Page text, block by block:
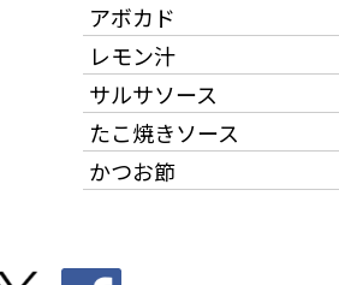
アボカド
レモン汁
サルサソース
たこ焼きソース
かつお節